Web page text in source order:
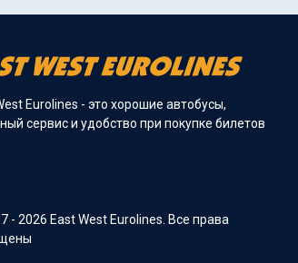
Eurolines - это хорошие автобусы,
сервис и удобство при покупке билетов
- 2026 East West Eurolines. Все права